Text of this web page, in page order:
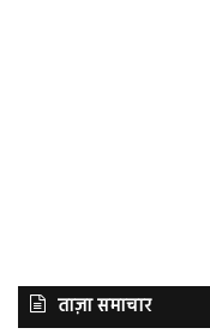
ताज़ा समाचार